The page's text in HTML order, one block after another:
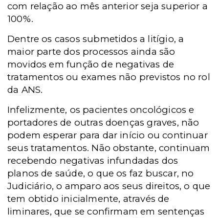
com relação ao mês anterior seja superior a
100%.
Dentre os casos submetidos a litígio, a
maior parte dos processos ainda são
movidos em função de negativas de
tratamentos ou exames não previstos no rol
da ANS.
Infelizmente, os pacientes oncológicos e
portadores de outras doenças graves, não
podem esperar para dar início ou continuar
seus tratamentos. Não obstante, continuam
recebendo negativas infundadas dos
planos de saúde, o que os faz buscar, no
Judiciário, o amparo aos seus direitos, o que
tem obtido inicialmente, através de
liminares, que se confirmam em sentenças